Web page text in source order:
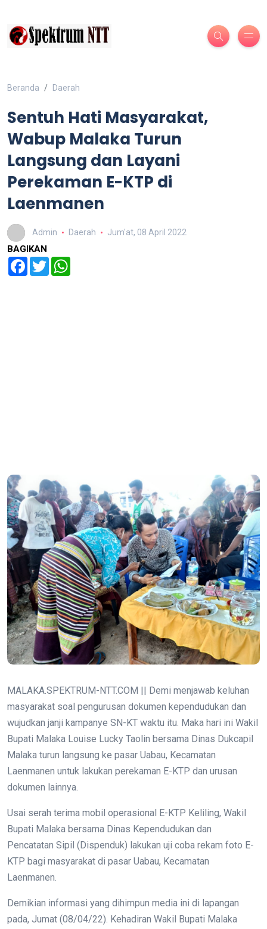
Beranda Daerah
Sentuh Hati Masyarakat,
Wabup Malaka Turun
Langsung dan Layani
Perekaman E-KTP di
Laenmanen
Admin Daerah Jum'at, 08 April 2022
BAGIKAN
Facebook
Twitter
MALAKA.SPEKTRUM-NTT.COM || Demi menjawab keluhan
masyarakat soal pengurusan dokumen kependudukan dan
wujudkan janji kampanye SN-KT waktu itu. Maka hari ini Wakil
Bupati Malaka Louise Lucky Taolin bersama Dinas Dukcapil
Malaka turun langsung ke pasar Uabau, Kecamatan
Laenmanen untuk lakukan perekaman E-KTP dan urusan
dokumen lainnya.
Usai serah terima mobil operasional E-KTP Keliling, Wakil
Bupati Malaka bersama Dinas Kependudukan dan
Pencatatan Sipil (Dispenduk) lakukan uji coba rekam foto E-
KTP bagi masyarakat di pasar Uabau, Kecamatan
Laenmanen.
Demikian informasi yang dihimpun media ini di lapangan
pada, Jumat (08/04/22). Kehadiran Wakil Bupati Malaka